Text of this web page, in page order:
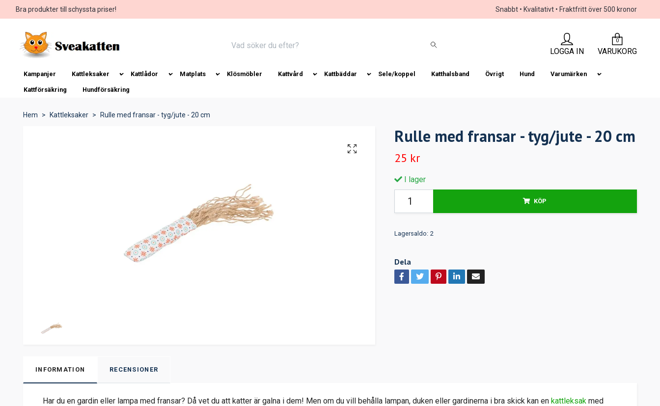
Bra produkter till schyssta priser! Snabbt • Kvalitativt • Fraktfritt över 500 kronor
LOGGA IN
0
VARUKORG
Kampanjer Kattleksaker Kattlådor Matplats Klösmöbler Kattvård Kattbäddar Sele/koppel Katthalsband Övrigt Hund Varumärken
Kattförsäkring Hundförsäkring
Hem Kattleksaker Rulle med fransar - tyg/jute - 20 cm
Rulle med fransar - tyg/jute - 20 cm
25 kr
I lager
KÖP
Lagersaldo: 2
Dela
INFORMATION RECENSIONER
Har du en gardin eller lampa med fransar? Då vet du att katter är galna i dem! Men om du vill behålla lampan, duken eller gardinerna i bra skick kan en kattleksak med